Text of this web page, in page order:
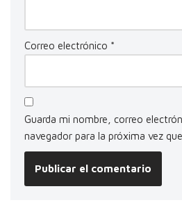
Correo electrónico *
Guarda mi nombre, correo
navegador para la próxima vez